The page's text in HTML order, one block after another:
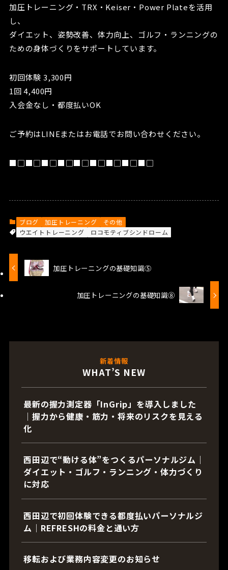
加圧トレーニング・TRX・Keiser・Power Plateを活用
し、
ダイエット、姿勢改善、体力向上、ゴルフ・ランニングの
ための身体づくりをサポートしています。
初回体験 3,300円
1回 4,400円
入会金なし・都度払いOK
ご予約はLINEまたはお電話でお問い合わせください。
■□■□■□■□■□■□■□■□■□
ブログ 加圧トレーニング
その他
ウエイトトレーニング
ロコモティブシンドローム
加圧トレーニングの基礎知識⑤
加圧トレーニングの基礎知識⑧
新着情報
WHAT’S NEW
最新の握力測定器「InGrip」を導入しました
｜握力から健康・筋力・将来のリスクを見える
化
西田辺で“動ける体”をつくるパーソナルジム｜
ダイエット・ゴルフ・ランニング・体力づくり
に対応
西田辺で初回体験できる都度払いパーソナルジ
ム｜REFRESHの料金と通い方
移転および業務内容変更のお知らせ